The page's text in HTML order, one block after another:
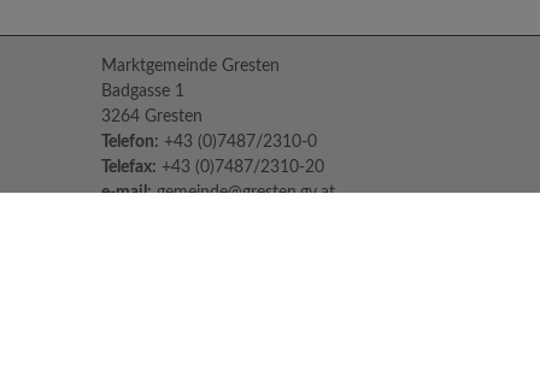
Marktgemeinde Gresten
Badgasse 1
3264 Gresten
Telefon: +43 (0)7487/2310-0
Telefax: +43 (0)7487/2310-20
e-mail: gemeinde@gresten.gv.at